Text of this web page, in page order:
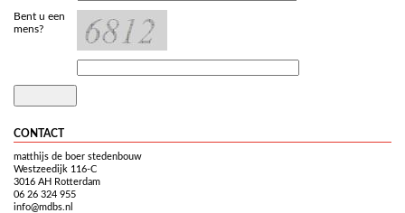
Bent u een
mens?
CONTACT
matthijs de boer stedenbouw
Westzeedijk 116-C
3016 AH Rotterdam
06 26 324 955
info@mdbs.nl